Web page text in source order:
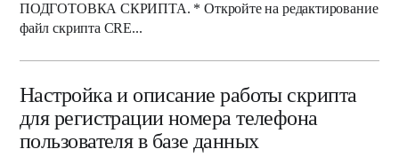
ПОДГОТОВКА СКРИПТА. * Откройте на редактирование
файл скрипта CRE...
Настройка и описание работы скрипта
для регистрации номера телефона
пользователя в базе данных